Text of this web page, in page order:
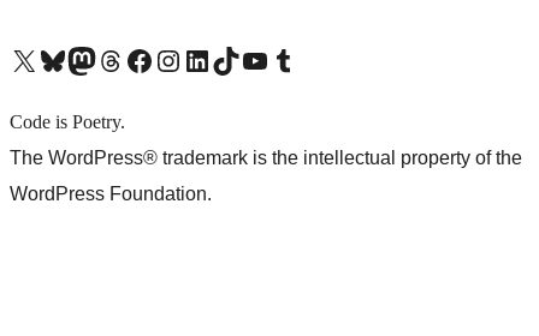
X (旧 Twitter) アカウントへBluesky アカウントへMastodon アカウントへThreads アカウントへ Facebook ページへInstagram アカウントへ LinkedIn アカウントへTikTok アカウントへYouTube チャンネルへ Tumblr アカウントへ
Code is Poetry.
The WordPress® trademark is the intellectual property of the
WordPress Foundation.